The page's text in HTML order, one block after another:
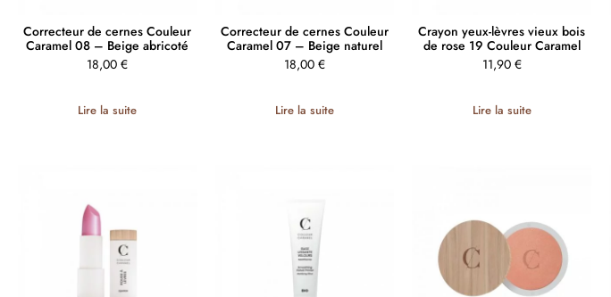
Correcteur de cernes Couleur
Caramel 08 – Beige abricoté
18,00€
Lire la suite
Correcteur de cernes Couleur
Caramel 07 – Beige naturel
18,00 €
Lire la suite
Crayon yeux-lèvres vieux bois
de rose 19 Couleur Caramel
11,90 €
Lire la suite